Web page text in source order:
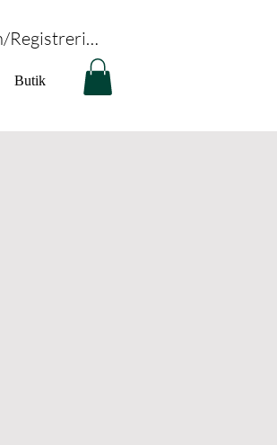
Registrering
Butik